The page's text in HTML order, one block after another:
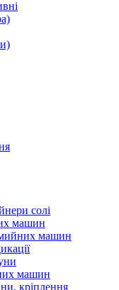
солі
машин
машин
машин
кріплення